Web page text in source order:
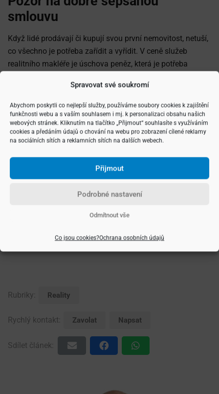
Spravovat své soukromí
Abychom poskytli co nejlepší služby, používáme soubory cookies k zajištění
funkčnosti webu a s vaším souhlasem i mj. k personalizaci obsahu našich
webových stránek. Kliknutím na tlačítko „Přijmout“ souhlasíte s využíváním
cookies a předáním údajů o chování na webu pro zobrazení cílené reklamy
na sociálních sítích a reklamních sítích na dalších webech.
Přijmout
Odmítnout vše
Podrobné nastavení
Co jsou cookies?Ochrana osobních údajů
smlouvu
Když lidé prodávají či kupují svou první nemovitost, netuší,
co všechno je potřeba zařídit a vyřídit. V ceně služeb
realitního makléře je úschova peněz, která je potřeba
bát o to, zda prodejní smlouva je správně zpracovaná
a obsahuje všechny náležitosti. Často se totiž setkáváme
s tím, že špatně sepsaný dokument dokáže napáchat
spoustu škod. Proto se vyplatí věřit odborníkovi. A i když
ještě neplatí přísnější pravidla pro výkon práce realitního
nemovitosti do rukou kvalifikovaného realitního makléře
z RE/MAX.
V případě, že chcete bez starostí prodat svoji nemovitost
za tu nejlepší cenu, budu rád, když se na mě obrátíte.
Rubriky: Reality
Rychlý kontakt: Zavolat Napsat
Sdílet článek: